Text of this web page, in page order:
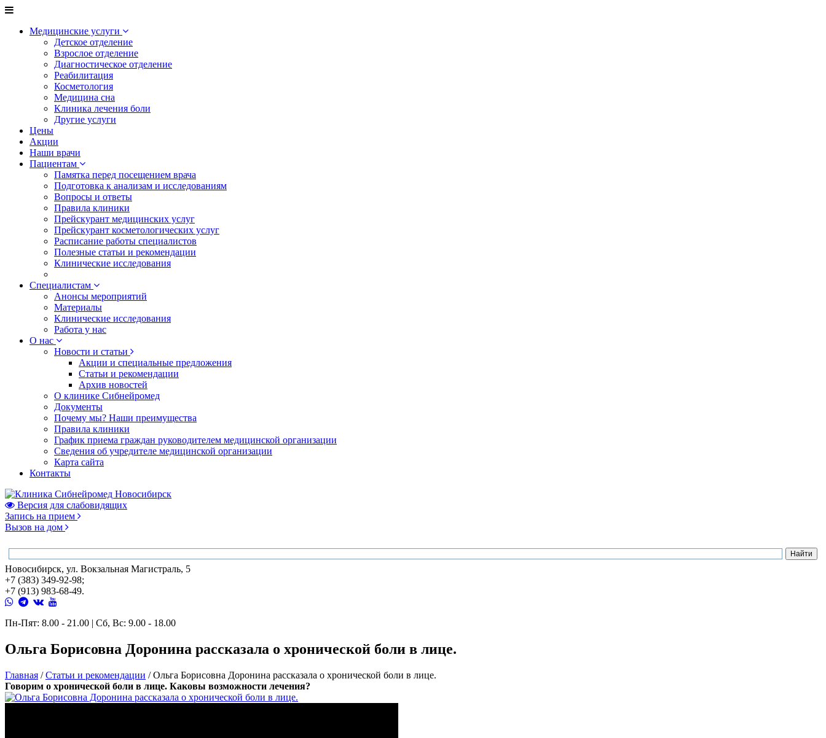
Медицинские услуги
Детское отделение
Взрослое отделение
Диагностическое отделение
Реабилитация
Косметология
Медицина сна
Клиника лечения боли
Другие услуги
Цены
Акции
Наши врачи
Пациентам
Памятка перед посещением врача
Подготовка к анализам и исследованиям
Вопросы и ответы
Правила клиники
Прейскурант медицинских услуг
Прейскурант косметологических услуг
Расписание работы специалистов
Полезные статьи и рекомендации
Клинические исследования
Специалистам
Анонсы мероприятий
Материалы
Клинические исследования
Работа у нас
О нас
Новости и статьи
Акции и специальные предложения
Статьи и рекомендации
Архив новостей
О клинике Сибнейромед
Документы
Почему мы? Наши преимущества
Правила клиники
График приема граждан руководителем медицинской организации
Сведения об учредителе медицинской организации
Карта сайта
Контакты
Версия для слабовидящих
Запись на прием
Вызов на дом
Новосибирск, ул. Вокзальная Магистраль, 5
+7 (383) 349-92-98;
+7 (913) 983-68-49.
Пн-Пят: 8.00 - 21.00 | Сб, Вс: 9.00 - 18.00
Ольга Борисовна Доронина рассказала о хронической боли в лице.
Главная /Статьи и рекомендации /Ольга Борисовна Доронина рассказала о хронической боли в лице.
Говорим о хронической боли в лице. Каковы возможности лечения?